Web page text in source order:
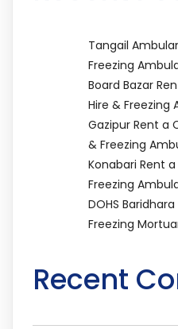
Tangail
Freezing
Board Bazar
Hire & Freezing
Gazipur Rent a
& Freezing
Konabari Rent
Freezing
DOHS
Freezing
Recent